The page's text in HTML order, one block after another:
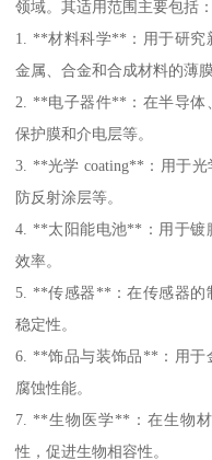
领域。其适用范围主要包括：
1. **材料科学**：用于研究
金属、合金和合成材料的薄膜
2. **电子器件**：在半导体
保护膜和介电层等。
3. **光学 coating**：用于光
防反射涂层等。
4. **太阳能电池**：用于镀
效率。
5. **传感器**：在传感器的
稳定性。
6. **饰品与装饰品**：用于
腐蚀性能。
7. **生物医学**：在生物
性，促进生物相容性。